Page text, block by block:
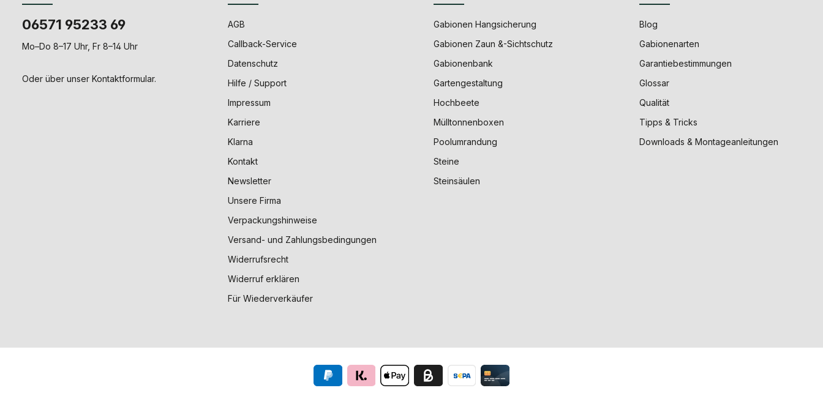
06571 95233 69
Mo–Do 8–17 Uhr, Fr 8–14 Uhr
Oder über unser Kontaktformular.
AGB
Callback-Service
Datenschutz
Hilfe / Support
Impressum
Karriere
Klarna
Kontakt
Newsletter
Unsere Firma
Verpackungshinweise
Versand- und Zahlungsbedingungen
Widerrufsrecht
Widerruf erklären
Für Wiederverkäufer
Gabionen Hangsicherung
Gabionen Zaun &-Sichtschutz
Gabionenbank
Gartengestaltung
Hochbeete
Mülltonnenboxen
Poolumrandung
Steine
Steinsäulen
Blog
Gabionenarten
Garantiebestimmungen
Glossar
Qualität
Tipps & Tricks
Downloads & Montageanleitungen